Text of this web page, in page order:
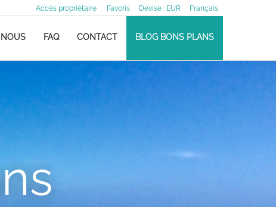
Français
Devise : EUR
Favoris
Accès propriétaire
FAQ CONTACT BLOG BONS PLANS